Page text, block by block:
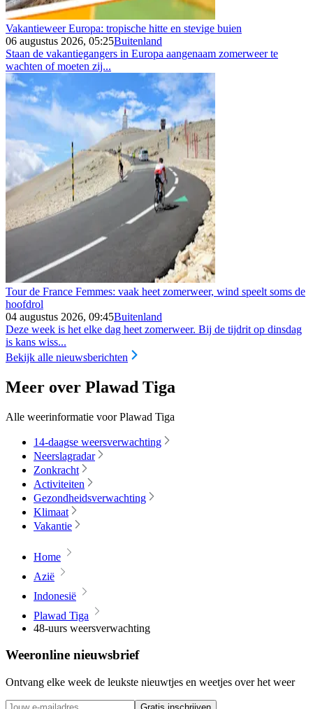
Vakantieweer Europa: tropische hitte en stevige buien
06 augustus 2026, 05:25Buitenland
Staan de vakantiegangers in Europa aangenaam zomerweer te
wachten of moeten zij...
Tour de France Femmes: vaak heet zomerweer, wind speelt soms de
hoofdrol
04 augustus 2026, 09:45Buitenland
Deze week is het elke dag heet zomerweer. Bij de tijdrit op dinsdag
is kans wiss...
Bekijk alle nieuwsberichten
Meer over Plawad Tiga
Alle weerinformatie voor Plawad Tiga
14-daagse weersverwachting
Neerslagradar
Zonkracht
Activiteiten
Gezondheidsverwachting
Klimaat
Vakantie
Home
Azië
Indonesië
Plawad Tiga
48-uurs weersverwachting
Weeronline nieuwsbrief
Ontvang elke week de leukste nieuwtjes en weetjes over het weer